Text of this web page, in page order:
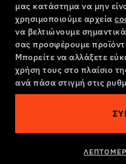
Όροι και προϋποθέσεις
Ρυθμίσεις cookies
Ελλάδα |
μας κατάστημα να μην
χρησιμοποιούμε αρχεία
να βελτιώνουμε
σας προσφέρουμε
Μπορείτε να αλλάξετε
χρήση τους στο πλαίσιο
ανά πάσα στιγμή στις